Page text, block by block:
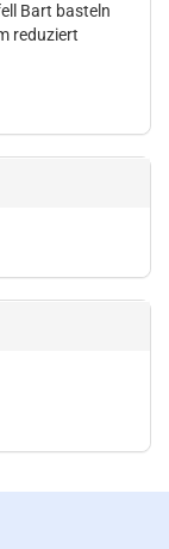
Bart basteln
reduziert